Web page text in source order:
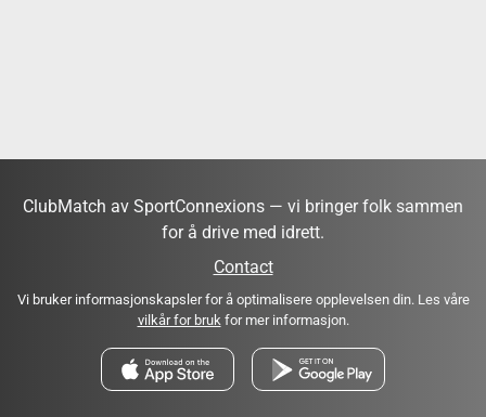
ClubMatch av SportConnexions — vi bringer folk sammen
for å drive med idrett.
Contact
Vi bruker informasjonskapsler for å optimalisere opplevelsen din. Les våre
vilkår for brukfor mer informasjon.